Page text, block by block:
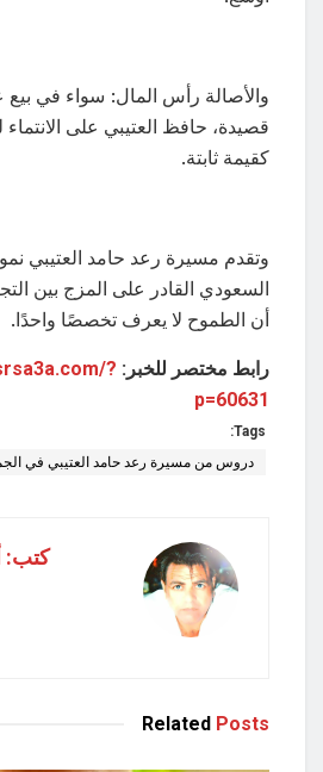
والأصالة رأس المال: سواء في بيع
قصيدة، حافظ العتيبي على الانتماء
كقيمة ثابتة.
وتقدم مسيرة رعد حامد العتيبي
السعودي القادر على المزج بين
أن الطموح لا يعرف تخصصًا واحدًا.
رابط مختصر للخبر: ?
p=60631
Tags:
دروس من مسيرة رعد حامد العتيبي في
كتب:
Related Posts